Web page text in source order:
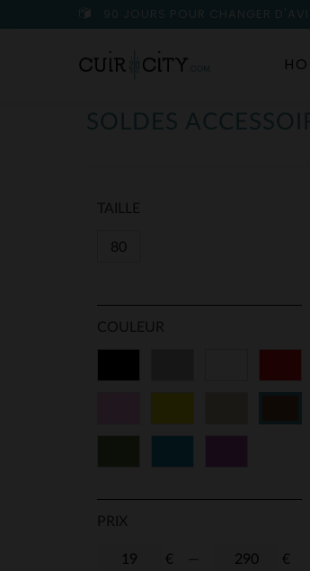
90 JOURS POUR CHANGER D'AVIS
SOLDES
TAILLE
80
COULEUR
PRIX
€ €